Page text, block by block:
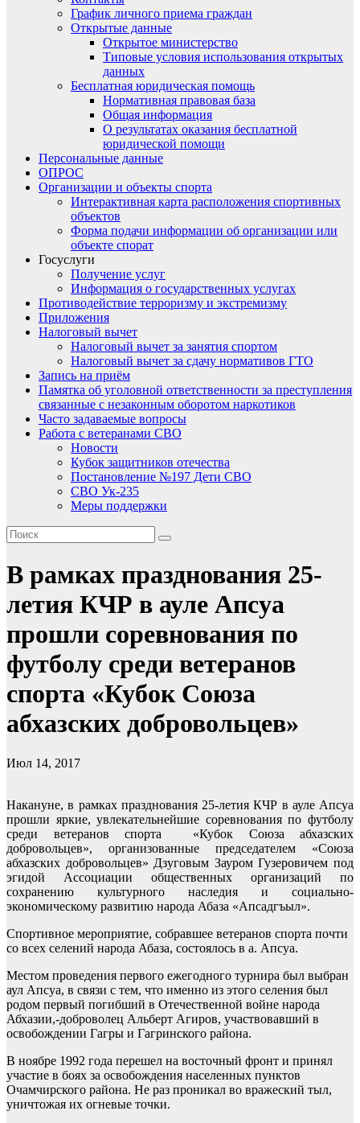
График личного приема граждан
Открытые данные
Открытое министерство
Типовые условия использования открытых
данных
Бесплатная юридическая помощь
Нормативная правовая база
Общая информация
О результатах оказания бесплатной
юридической помощи
Персональные данные
ОПРОС
Организации и объекты спорта
Интерактивная карта расположения спортивных
объектов
Форма подачи информации об организации или
объекте спорат
Госуслуги
Получение услуг
Информация о государственных услугах
Противодействие терроризму и экстремизму
Приложения
Налоговый вычет
Налоговый вычет за занятия спортом
Налоговый вычет за сдачу нормативов ГТО
Запись на приём
Памятка об уголовной ответственности за преступления
связанные с незаконным оборотом наркотиков
Часто задаваемые вопросы
Работа с ветеранами СВО
Новости
Кубок защитников отечества
Постановление №197 Дети СВО
СВО Ук-235
Меры поддержки
В рамках празднования 25-
летия КЧР в ауле Апсуа
прошли соревнования по
футболу среди ветеранов
спорта «Кубок Союза
абхазских добровольцев»
Июл 14, 2017
Накануне, в рамках празднования 25-летия КЧР в ауле Апсуа
прошли яркие, увлекательнейшие соревнования по футболу
среди ветеранов спорта «Кубок Союза абхазских
добровольцев», организованные председателем «Союза
абхазских добровольцев» Дзуговым Зауром Гузеровичем под
эгидой Ассоциации общественных организаций по
сохранению культурного наследия и социально-
экономическому развитию народа Абаза «Апсадгъыл».
Спортивное мероприятие, собравшее ветеранов спорта почти
со всех селений народа Абаза, состоялось в а. Апсуа.
Местом проведения первого ежегодного турнира был выбран
аул Апсуа, в связи с тем, что именно из этого селения был
родом первый погибший в Отечественной войне народа
Абхазии,-доброволец Альберт Агиров, участвовавший в
освобождении Гагры и Гагринского района.
В ноябре 1992 года перешел на восточный фронт и принял
участие в боях за освобождения населенных пунктов
Очамчирского района. Не раз проникал во вражеский тыл,
уничтожая их огневые точки.